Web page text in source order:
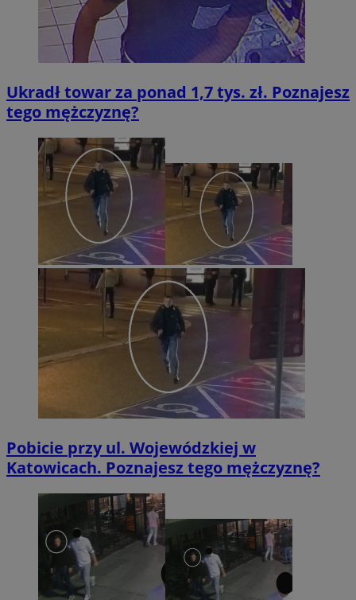
Ukradł towar za ponad 1,7 tys. zł. Poznajesz
tego mężczyznę?
Pobicie przy ul. Wojewódzkiej w
Katowicach. Poznajesz tego mężczyznę?